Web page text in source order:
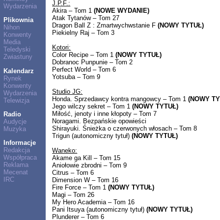
Wydarzenia
Plikownia
Nihon
Konwenty
Media
Teledyski
Zwiastuny
Kalendarz
Rynek
Konwenty
Wydarzenia
Telewizja
Radio
Audycje
Muzyka
Informacje
Redakcja
Współpraca
Reklama
Mecenat
IRC
J.P.F.:
Akira – Tom 1(NOWE WYDANIE)
Atak Tytanów – Tom 27
Dragon Ball Z : Zmartwychwstanie F(NOWY TYTUŁ)
Piekielny Raj – Tom 3
Kotori:
Color Recipe – Tom 1(NOWY TYTUŁ)
Dobranoc Punpunie – Tom 2
Perfect World – Tom 6
Yotsuba – Tom 9
Studio JG:
Honda. Sprzedawcy kontra mangowcy – Tom 1(NOWY
Jego wilczy sekret – Tom 1(NOWY TYTUŁ)
Miłość, jenoty i inne kłopoty – Tom 7
Noragami. Bezpańskie opowieści
Shirayuki. Śnieżka o czerwonych włosach – Tom 8
Trigun (autonomiczny tytuł)(NOWY TYTUŁ)
Waneko:
Akame ga Kill – Tom 15
Aniołowie zbrodni – Tom 9
Citrus – Tom 6
Dimension W – Tom 16
Fire Force – Tom 1(NOWY TYTUŁ)
Magi – Tom 26
My Hero Academia – Tom 16
Pani Itsuya (autonomiczny tytuł)(NOWY TYTUŁ)
Plunderer – Tom 6